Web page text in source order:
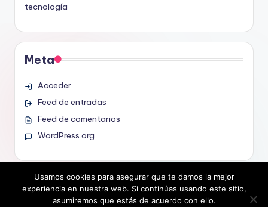
tecnología
Meta
Acceder
Feed de entradas
Feed de comentarios
WordPress.org
Copyright 2026 —. All rights reserved.
Usamos cookies para asegurar que te damos la mejor
experiencia en nuestra web. Si continúas usando este sitio,
asumiremos que estás de acuerdo con ello.